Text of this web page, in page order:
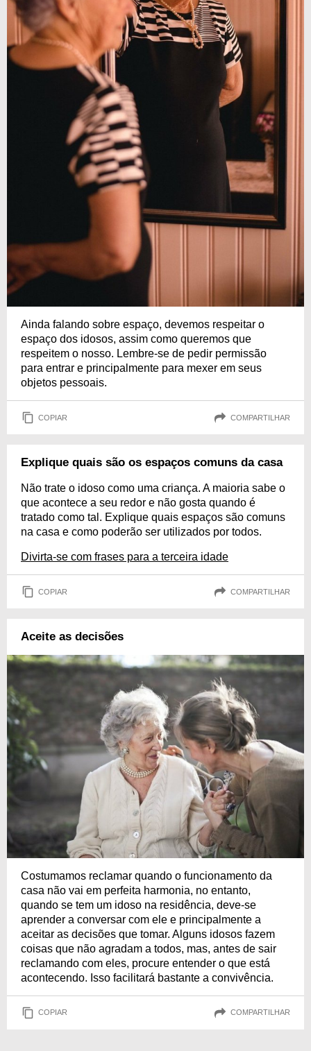
Ainda falando sobre espaço, devemos respeitar o
espaço dos idosos, assim como queremos que
respeitem o nosso. Lembre-se de pedir permissão
para entrar e principalmente para mexer em seus
objetos pessoais.
COPIAR COMPARTILHAR
Explique quais são os espaços comuns da casa
Não trate o idoso como uma criança. A maioria sabe o
que acontece a seu redor e não gosta quando é
tratado como tal. Explique quais espaços são comuns
na casa e como poderão ser utilizados por todos.
Divirta-se com frases para a terceira idade
COPIAR COMPARTILHAR
Aceite as decisões
Costumamos reclamar quando o funcionamento da
casa não vai em perfeita harmonia, no entanto,
quando se tem um idoso na residência, deve-se
aprender a conversar com ele e principalmente a
aceitar as decisões que tomar. Alguns idosos fazem
coisas que não agradam a todos, mas, antes de sair
reclamando com eles, procure entender o que está
acontecendo. Isso facilitará bastante a convivência.
COPIAR COMPARTILHAR